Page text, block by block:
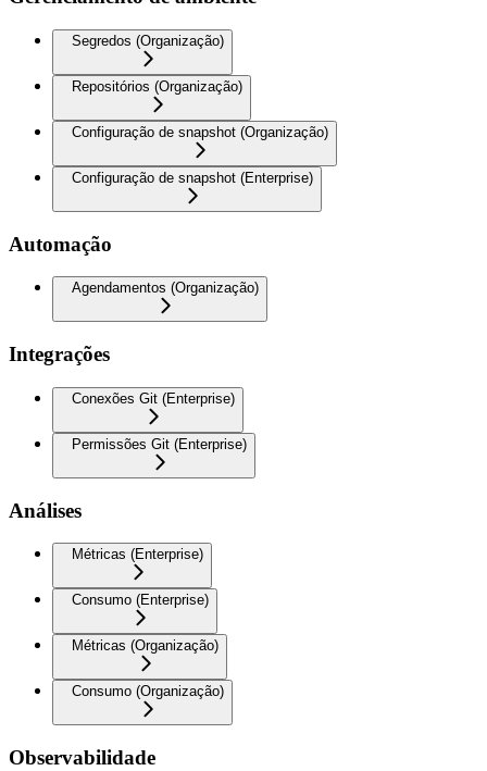
Segredos (Organização)
Repositórios (Organização)
Configuração de snapshot (Organização)
Configuração de snapshot (Enterprise)
Automação
Agendamentos (Organização)
Integrações
Conexões Git (Enterprise)
Permissões Git (Enterprise)
Análises
Métricas (Enterprise)
Consumo (Enterprise)
Métricas (Organização)
Consumo (Organização)
Observabilidade